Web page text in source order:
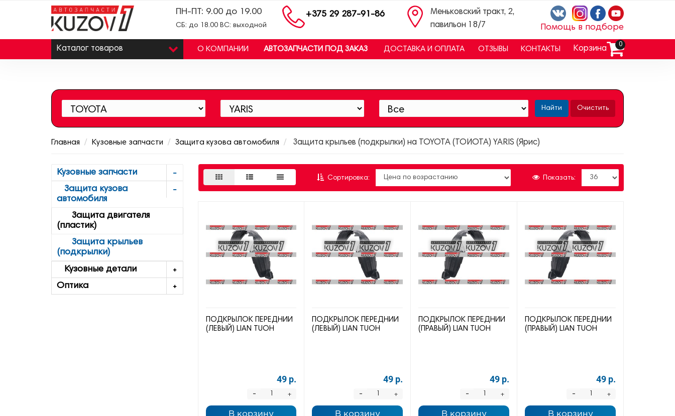
Помощь в подборе
Меньковский тракт, 2,
павильон 18/7
+375 29 287-91-86
ПН-ПТ: 9.00 до 19.00
СБ: до 18.00 ВС: выходной
Каталог товаров О КОМПАНИИ АВТОЗАПЧАСТИ ПОД ЗАКАЗ ДОСТАВКА И ОПЛАТА ОТЗЫВЫ КОНТАКТЫ Корзина 0
Найти Очистить
Главная Кузовные запчасти Защита кузова автомобиля Защита крыльев (подкрылки) на TOYOTA (ТОЙОТА) YARIS (Ярис)
Кузовные запчасти
Защита кузова
автомобиля
Защита двигателя
(пластик)
Защита крыльев
(подкрылки)
Кузовные детали
Оптика
Сортировка: Показать:
ПОДКРЫЛОК ПЕРЕДНИЙ
(ЛЕВЫЙ) LIAN TUOH
49 р.
+
-
В корзину
ПОДКРЫЛОК ПЕРЕДНИЙ
(ЛЕВЫЙ) LIAN TUOH
49 р.
+
-
В корзину
ПОДКРЫЛОК ПЕРЕДНИЙ
(ПРАВЫЙ) LIAN TUOH
49 р.
+
-
В корзину
ПОДКРЫЛОК ПЕРЕДНИЙ
(ПРАВЫЙ) LIAN TUOH
49 р.
+
-
В корзину